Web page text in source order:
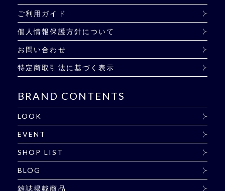
ご利用ガイド
個人情報保護方針について
お問い合わせ
特定商取引法に基づく表示
BRAND CONTENTS
LOOK
EVENT
SHOP LIST
BLOG
雑誌掲載商品